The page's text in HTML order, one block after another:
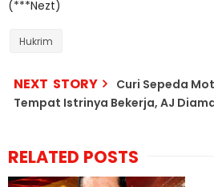
(***Nezt)
Hukrim
NEXT STORY
Curi Sepeda
Tempat Istrinya Bekerja, AJ
RELATED POSTS